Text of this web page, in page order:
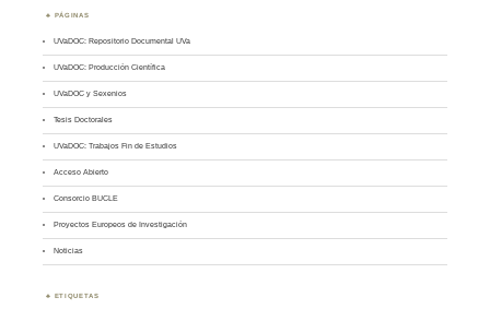
PÁGINAS
UVaDOC: Repositorio Documental UVa
UVaDOC: Producción Científica
UVaDOC y Sexenios
Tesis Doctorales
UVaDOC: Trabajos Fin de Estudios
Acceso Abierto
Consorcio BUCLE
Proyectos Europeos de Investigación
Noticias
ETIQUETAS